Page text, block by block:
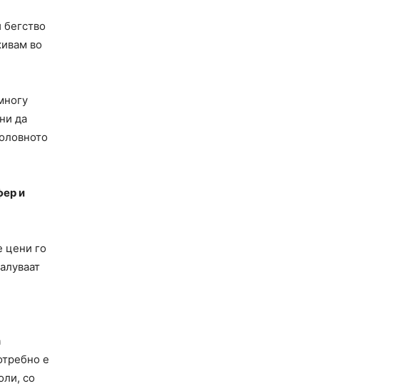
во
да
и
цени го
е
со